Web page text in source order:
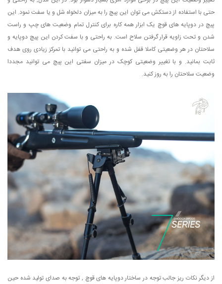
حتی با استفاده از دستکش می توان این پیچ را به میزان دلخواه شل و یا سفت نمود. این
پیچ در دوپایه های قوچ یک ابزار همه کاره برای کنترل تمام وضعیت های چپ و راست
شدن و تحت زاویه قرار گرفتن سلاح است. به راحتی و با سفت کردن این پیچ دوپایه و
سلاحتان در هر وضعیتی کاملا قفل شده و به راحتی می توانید با تمرکز زیادی روی هدف
ثابت بمانید. و با تغییر وضعیتی کوچک در میزان سفتی این پیچ می توانید مجددا
وضعیت سلاحتان را به روز کنید.
از دیگر نکات ریز جالب توجه در ساختار دوپایه های قوچ , توجه به صدای تولید شده حین